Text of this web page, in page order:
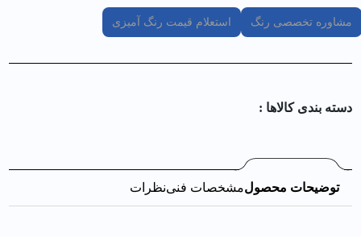
مشاوره تخصصی رنگ استعلام قیمت رنگ آمیزی
دسته بندی کالا‌ها :
توضیحات محصولمشخصات فنینظرات